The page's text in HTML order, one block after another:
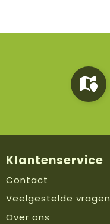
Klantenservice
Contact
Veelgestelde vragen
Over ons